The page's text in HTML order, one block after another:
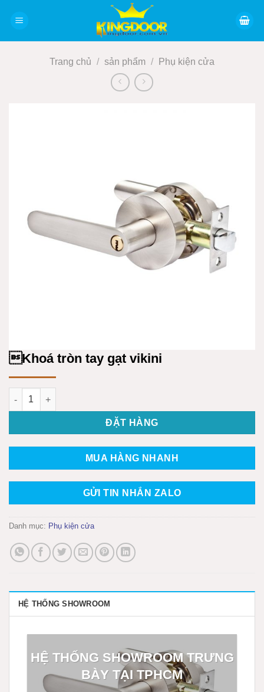
Trang chủ
/ sản phẩm / Phụ kiện cửa
Khoá tròn tay gạt vikini
Khoá tròn tay gạt vikini số lượng
ĐẶT HÀNG
MUA HÀNG NHANH
GỬI TIN NHẮN ZALO
Danh mục: Phụ kiện cửa
HỆ THỐNG SHOWROOM
HỆ THỐNG SHOWROOM TRƯNG
BÀY TẠI TPHCM